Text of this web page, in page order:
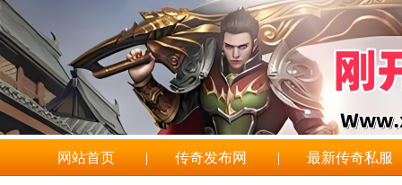
网站首页 | 传奇发布网 | 最新传奇私服